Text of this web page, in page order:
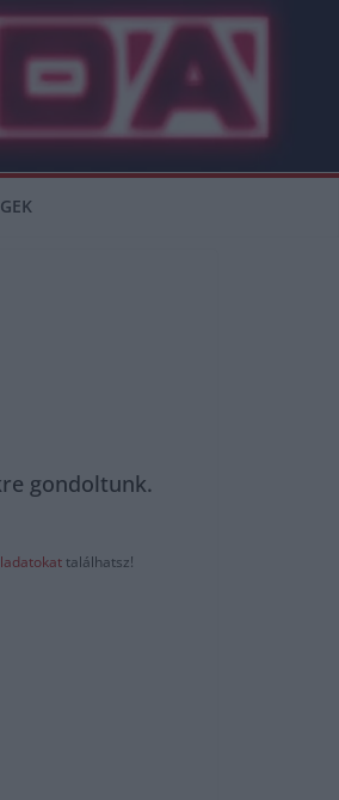
gondoltunk.
találhatsz!